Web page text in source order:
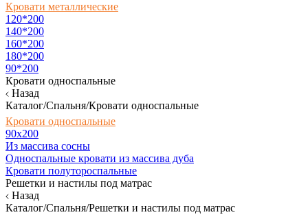
Кровати металлические
120*200
140*200
160*200
180*200
90*200
Кровати односпальные
Назад
Каталог/Спальня/Кровати односпальные
Кровати односпальные
90х200
Из массива сосны
Односпальные кровати из массива дуба
Кровати полутороспальные
Решетки и настилы под матрас
Назад
Каталог/Спальня/Решетки и настилы под матрас